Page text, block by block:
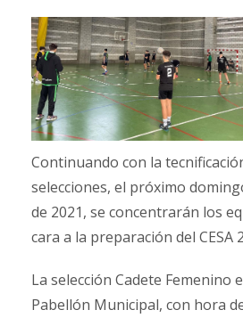
Continuando con la
selecciones, el próximo
de 2021, se concentrarán los
cara a la preparación del CESA
La selección Cadete Femenino
Pabellón Municipal, con hora